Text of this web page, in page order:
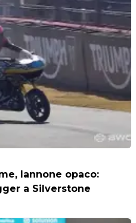
Iannone opaco:
a Silverstone